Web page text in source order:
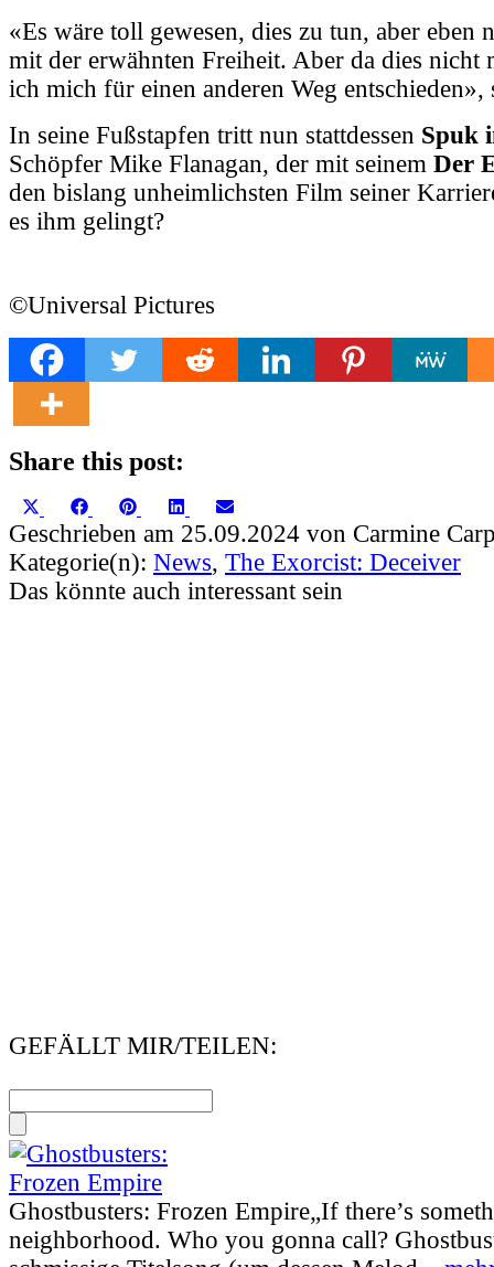
«Es wäre toll gewesen, dies zu tun, aber eben
mit der erwähnten Freiheit. Aber da dies nicht
ich mich für einen anderen Weg entschieden»,
In seine Fußstapfen tritt nun stattdessen Spuk
Schöpfer Mike Flanagan, der mit seinem Der
den bislang unheimlichsten Film seiner
es ihm gelingt?
©Universal Pictures
Share this post:
Share
on
(Twitter)
Share
on
FacebookShare
on
Pinterest Share
on
LinkedInShare
on
Geschrieben am 25.09.2024 von Carmine
Kategorie(n): News, The Exorcist: Deceiver
Das könnte auch interessant sein
GEFÄLLT MIR/TEILEN:
Ghostbusters: Frozen Empire„If there’s
neighborhood. Who you gonna call?